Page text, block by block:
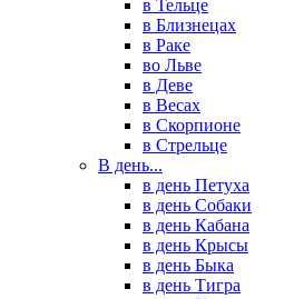
в Тельце
в Близнецах
в Раке
во Льве
в Деве
в Весах
в Скорпионе
в Стрельце
В день...
в день Петуха
в день Собаки
в день Кабана
в день Крысы
в день Быка
в день Тигра